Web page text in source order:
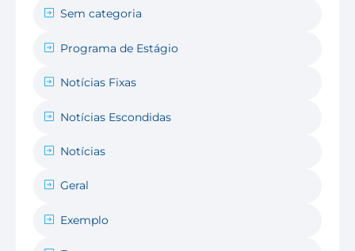
Sem categoria
Programa de Estágio
Notícias Fixas
Notícias Escondidas
Notícias
Geral
Exemplo